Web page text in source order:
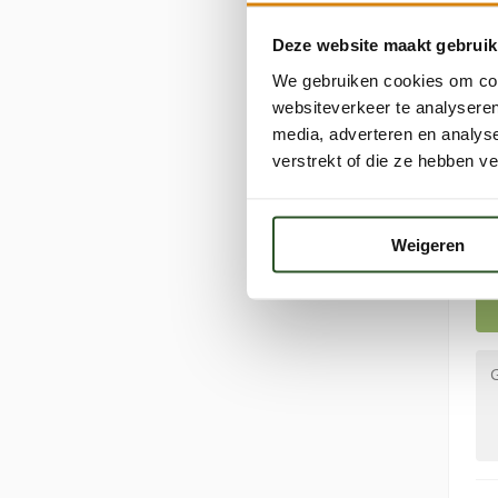
Deze website maakt
We gebruiken cookies om
websiteverkeer te
media, adverteren en
verstrekt of die ze hebben
Weigeren